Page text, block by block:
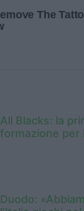
All Blacks: la
formazione per
Duodo: